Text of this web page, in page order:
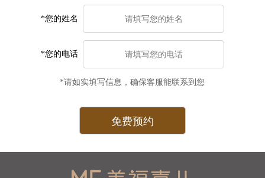
*您的姓名
*您的电话
*请如实填写信息，确保客服能联系到您